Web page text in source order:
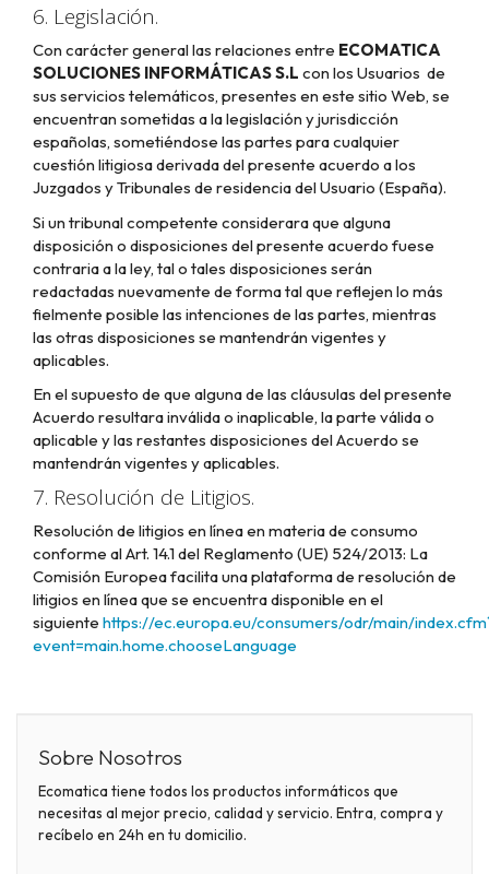
6. Legislación.
Con carácter general las relaciones entre ECOMATICA
SOLUCIONES INFORMÁTICAS S.L con los Usuarios de
sus servicios telemáticos, presentes en este sitio Web, se
encuentran sometidas a la legislación y jurisdicción
españolas, sometiéndose las partes para cualquier
cuestión litigiosa derivada del presente acuerdo a los
Juzgados y Tribunales de residencia del Usuario (España).
Si un tribunal competente considerara que alguna
disposición o disposiciones del presente acuerdo fuese
contraria a la ley, tal o tales disposiciones serán
redactadas nuevamente de forma tal que reflejen lo más
fielmente posible las intenciones de las partes, mientras
las otras disposiciones se mantendrán vigentes y
aplicables.
En el supuesto de que alguna de las cláusulas del presente
Acuerdo resultara inválida o inaplicable, la parte válida o
aplicable y las restantes disposiciones del Acuerdo se
mantendrán vigentes y aplicables.
7. Resolución de Litigios.
Resolución de litigios en línea en materia de consumo
conforme al Art. 14.1 del Reglamento (UE) 524/2013: La
Comisión Europea facilita una plataforma de resolución de
litigios en línea que se encuentra disponible en el
siguiente https://ec.europa.eu/consumers/odr/main/
event=main.home.chooseLanguage
Sobre Nosotros
Ecomatica tiene todos los productos informáticos que
necesitas al mejor precio, calidad y servicio. Entra, compra y
recíbelo en 24h en tu domicilio.